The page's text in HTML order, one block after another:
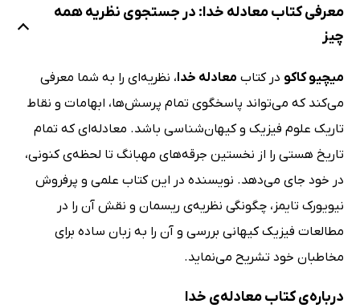
معرفی کتاب معادله خدا: در جستجوی نظریه‌ همه
چیز
میچیو کاکو در کتاب معادله خدا، نظریه‌ای را به شما معرفی
می‌کند که می‌تواند پاسخگوی تمام پرسش‌ها، ابهامات و نقاط
تاریک علوم فیزیک و کیهان‌شناسی باشد. معادله‌ای که تمام
تاریخ هستی را از نخستین جرقه‌های مهبانگ تا لحظه‌ی کنونی،
در خود جای می‌دهد. نویسنده در این کتاب علمی و پرفروش
نیویورک تایمز، چگونگی نظریه‌ی ریسمان و نقش آن را در
مطالعات فیزیک کیهانی بررسی و آن را به زبان ساده برای
مخاطبان خود تشریح می‌نماید.
درباره‌ی کتاب معادله‌ی خدا